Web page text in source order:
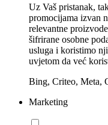
Uz Vaš pristanak,
promocijama izvan
relevantne
šifrirane osobne
usluga i koristimo
uvjetom da već
Bing, Criteo, Meta,
Marketing